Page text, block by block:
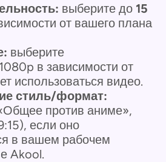
выберите до 15
от вашего плана
выберите
в зависимости от
использоваться видео.
стиль/формат:
против аниме»,
если оно
в вашем рабочем
Akool.